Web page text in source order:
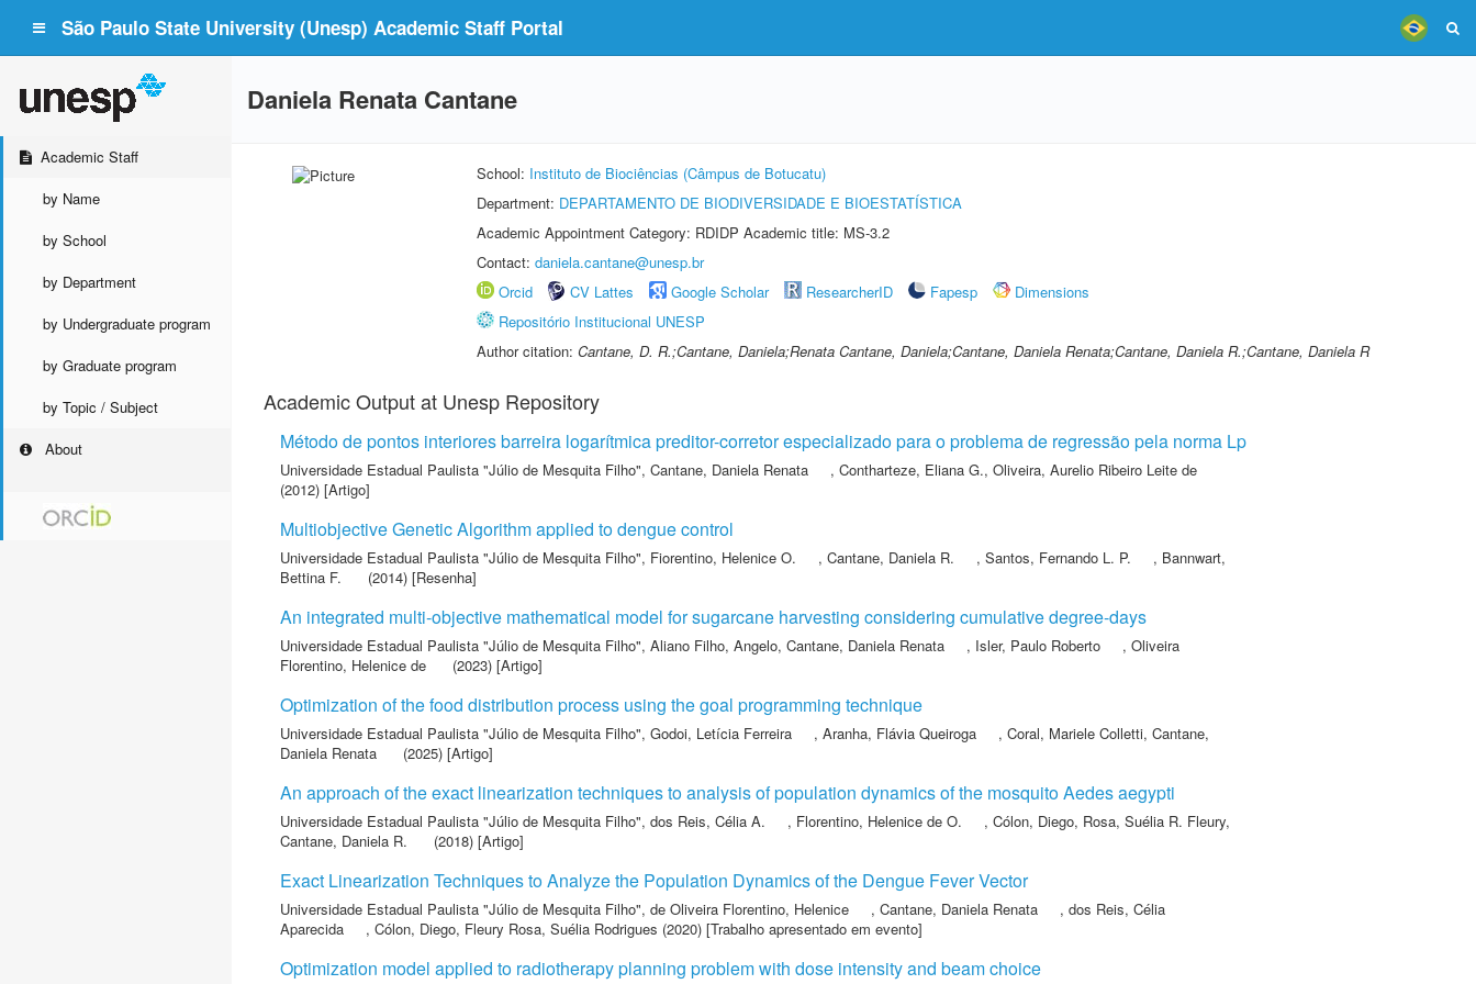
São Paulo State University (Unesp) Academic Staff Portal
Academic Staff
by Name
by School
by Department
by Undergraduate program
by Graduate program
by Topic / Subject
About
Daniela Renata Cantane
School: Instituto de Biociências (Câmpus de Botucatu)
Department: DEPARTAMENTO DE BIODIVERSIDADE E BIOESTATÍSTICA
Academic Appointment Category: RDIDP Academic title: MS-3.2
Contact: daniela.cantane@unesp.br
Orcid
CV Lattes Google Scholar ResearcherID Fapesp
Dimensions
Repositório Institucional UNESP
Author citation: Cantane, D. R.;Cantane, Daniela;Renata Cantane, Daniela;Cantane, Daniela Renata;Cantane, Daniela R.;Cantane, Daniela R
Academic Output at Unesp Repository
Método de pontos interiores barreira logarítmica preditor-corretor especializado para o problema de regressão pela norma Lp
Universidade Estadual Paulista "Júlio de Mesquita Filho", Cantane, Daniela Renata , Contharteze, Eliana G., Oliveira, Aurelio Ribeiro Leite de
(2012) [Artigo]
Multiobjective Genetic Algorithm applied to dengue control
Universidade Estadual Paulista "Júlio de Mesquita Filho", Fiorentino, Helenice O. , Cantane, Daniela R. , Santos, Fernando L. P. , Bannwart,
Bettina F.
(2014) [Resenha]
An integrated multi-objective mathematical model for sugarcane harvesting considering cumulative degree-days
Universidade Estadual Paulista "Júlio de Mesquita Filho", Aliano Filho, Angelo, Cantane, Daniela Renata , Isler, Paulo Roberto , Oliveira
Florentino, Helenice de
(2023) [Artigo]
Optimization of the food distribution process using the goal programming technique
Universidade Estadual Paulista "Júlio de Mesquita Filho", Godoi, Letícia Ferreira , Aranha, Flávia Queiroga , Coral, Mariele Colletti, Cantane,
Daniela Renata
(2025) [Artigo]
An approach of the exact linearization techniques to analysis of population dynamics of the mosquito Aedes aegypti
Universidade Estadual Paulista "Júlio de Mesquita Filho", dos Reis, Célia A. , Florentino, Helenice de O. , Cólon, Diego, Rosa, Suélia R. Fleury,
Cantane, Daniela R.
(2018) [Artigo]
Exact Linearization Techniques to Analyze the Population Dynamics of the Dengue Fever Vector
Universidade Estadual Paulista "Júlio de Mesquita Filho", de Oliveira Florentino, Helenice , Cantane, Daniela Renata , dos Reis, Célia
Aparecida
, Cólon, Diego, Fleury Rosa, Suélia Rodrigues (2020) [Trabalho apresentado em evento]
Optimization model applied to radiotherapy planning problem with dose intensity and beam choice